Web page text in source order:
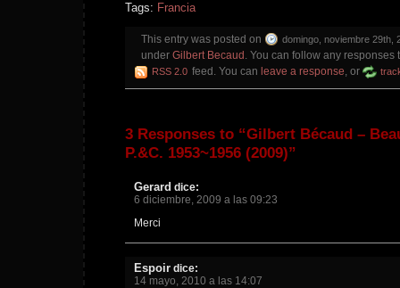
Tags: Francia
This entry was posted on domingo, noviembre 29th,
under Gilbert Becaud . You can follow any responses
RSS 2.0 feed. You can leave a response, or
3 Responses to “Gilbert Bécaud –
P.&C. 1953~1956 (2009)”
Gerard dice:
6 diciembre, 2009 a las 09:23
Merci
Espoir dice:
14 mayo, 2010 a las 14:07